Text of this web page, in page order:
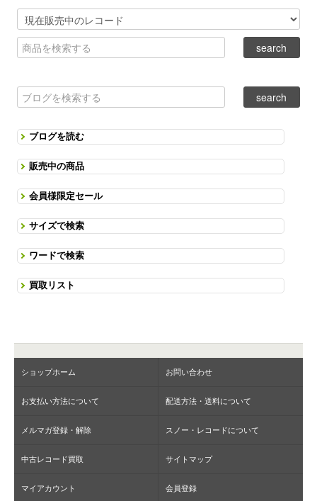
ブログを読む
販売中の商品
会員様限定セール
サイズで検索
ワードで検索
買取リスト
ショップホーム お問い合わせ
お支払い方法について 配送方法・送料について
メルマガ登録・解除 スノー・レコードについて
中古レコード買取 サイトマップ
マイアカウント 会員登録